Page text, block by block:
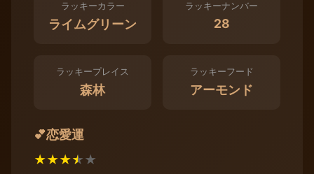
ラッキーカラー
ライムグリーン
ラッキーナンバー
28
ラッキープレイス
森林
ラッキーフード
アーモンド
💕恋愛運
★★★★★